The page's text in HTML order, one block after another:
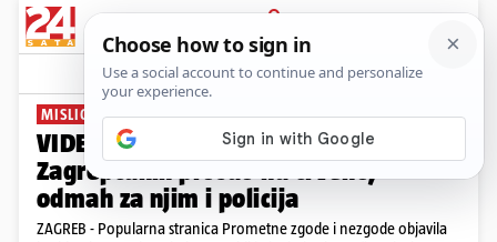
PRIJAVA
News Komentari
MISLIO JE DA ĆE MU PROĆI
VIDEO E ovo je instant karma! Bahati
Zagrepčanin prošao na crveno,
odmah za njim i policija
ZAGREB - Popularna stranica Prometne zgode i nezgode objavila